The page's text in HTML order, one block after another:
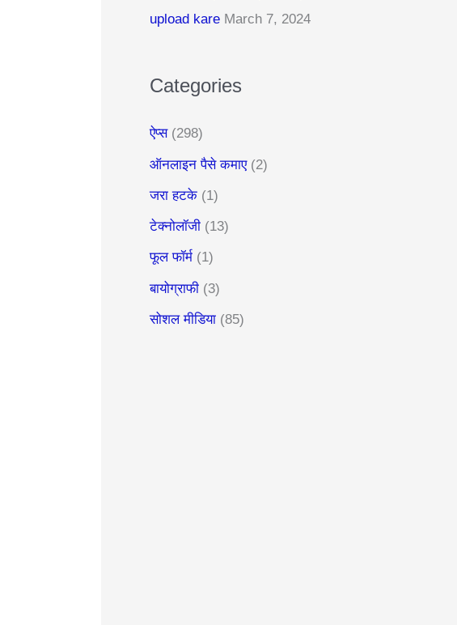
upload kare March 7, 2024
Categories
ऐप्स(298)
ऑनलाइन पैसे कमाए(2)
जरा हटके (1)
टेक्नोलॉजी (13)
फूल फॉर्म (1)
बायोग्राफी (3)
सोशल मीडिया (85)